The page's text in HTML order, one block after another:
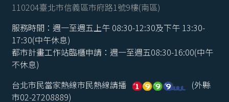
110204臺北市信義區市府路1號9樓(南區)
服務時間：週一至週五上午 08:30-12:30及下午 13:30-
17:30(中午休息)
都市計畫工作站臨櫃申請：週一至週五08:30-16:00(中午
不休息)
台北市民當家熱線市民熱線請播
(外縣
市02-27208889)